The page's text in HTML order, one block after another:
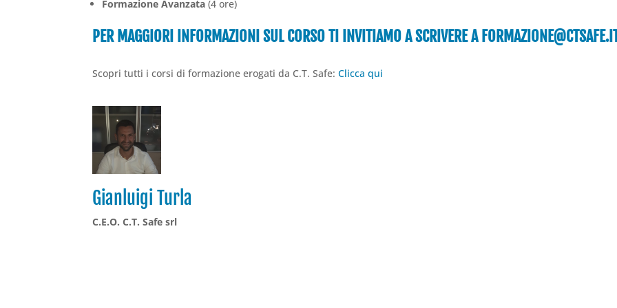
Formazione Avanzata (4 ore)
PER MAGGIORI INFORMAZIONI SUL CORSO TI INVITIAMO A SCRIVERE A
Scopri tutti i corsi di formazione erogati da C.T. Safe:Clicca qui
Gianluigi Turla
C.E.O. C.T. Safe srl